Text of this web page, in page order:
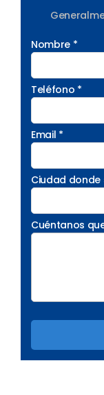
Nombre *
Teléfono *
Email *
Ciudad donde
Cuéntanos